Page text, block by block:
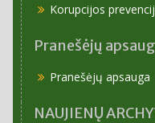
Korupcijos
Pranešėjų
Pranešėjų apsauga
NAUJIENŲ